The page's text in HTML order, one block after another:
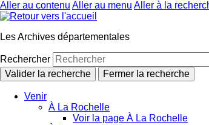
Aller au contenu Aller au menu Aller à la
Les Archives départementales
Rechercher
Valider la recherche
Fermer la recherche
Venir
À La Rochelle
Voir la page À La Rochelle